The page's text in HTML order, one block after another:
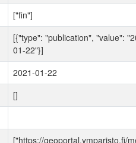
["fin"]
[{"type": "publication", "value":
01-22"}]
2021-01-22
[]
["https://geoportal.ymparisto.fi/